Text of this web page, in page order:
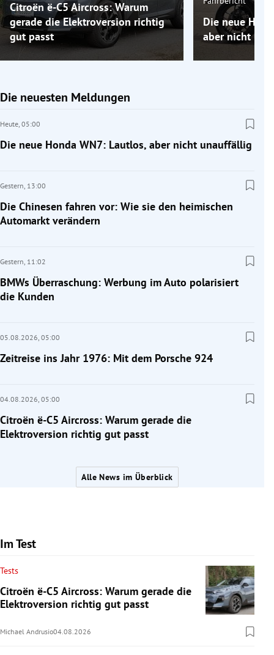
Citroën ë-C5 Aircross: Warum
gerade die Elektroversion richtig
gut passt
Die neue
aber nicht
Die neuesten Meldungen
Heute, 05:00
Die neue Honda WN7: Lautlos, aber nicht unauffällig
Gestern, 13:00
Die Chinesen fahren vor: Wie sie den heimischen
Automarkt verändern
Gestern, 11:02
BMWs Überraschung: Werbung im Auto polarisiert
die Kunden
05.08.2026, 05:00
Zeitreise ins Jahr 1976: Mit dem Porsche 924
04.08.2026, 05:00
Citroën ë-C5 Aircross: Warum gerade die
Elektroversion richtig gut passt
Alle News im Überblick
Im Test
Tests
Citroën ë-C5 Aircross: Warum gerade die
Elektroversion richtig gut passt
Michael Andrusio04.08.2026